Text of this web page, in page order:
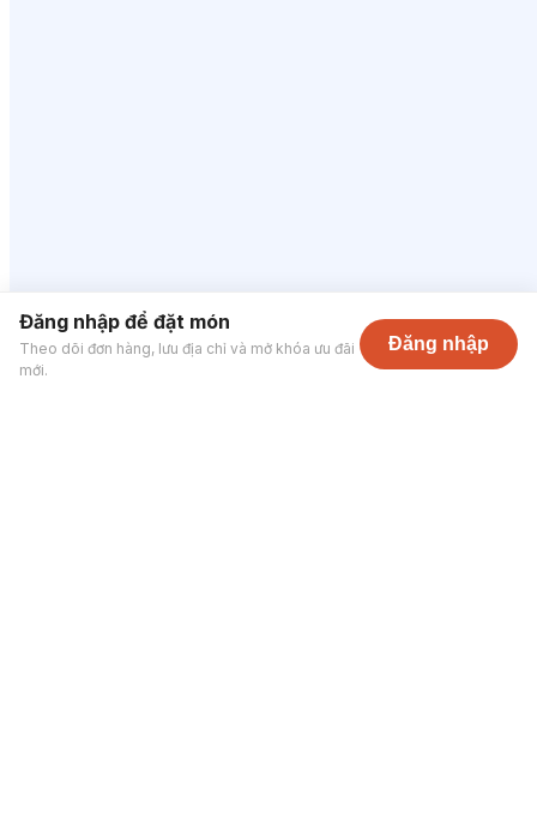
Đăng nhập để đặt món
Theo dõi đơn hàng, lưu địa chỉ và mở khóa ưu đãi
mới.
Đăng nhập